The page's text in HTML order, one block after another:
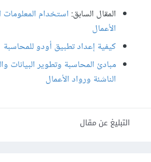
المقال السابق: استخدام المعلومات
الأعمال
كيفية إعداد تطبيق أودو للمحاسبة
مبادئ المحاسبة وتطوير البيانات
الناشئة ورواد الأعمال
التبليغ عن مقال